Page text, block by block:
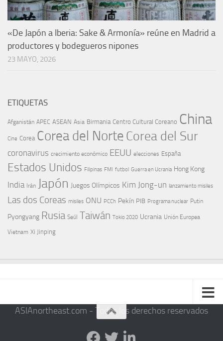
«De Japón a Iberia: Sake & Armonía» reúne en Madrid a
productores y bodegueros nipones
23 MAYO, 2026
ETIQUETAS
Afganistán APEC ASEAN Asia Birmania Centro Cultural Coreano China
Cine Corea Corea del NorteCorea del Sur
coronavirus crecimiento económico EEUU elecciones España
Estados Unidos Filipinas FMI futbol Guerra en Ucrania Hong Kong
India Irán Japón Juegos Olímpicos Kim Jong-un lanzamiento misiles
Las dos Coreas misiles ONU PCCh Pekín PIB Programa nuclear Putin
Pyongyang Rusia Seúl Taiwán Tokio 2020 Ucrania Unión Europea
Vietnam Xi Jinping
ASIAnortheast.com - Todos los derechos reservados